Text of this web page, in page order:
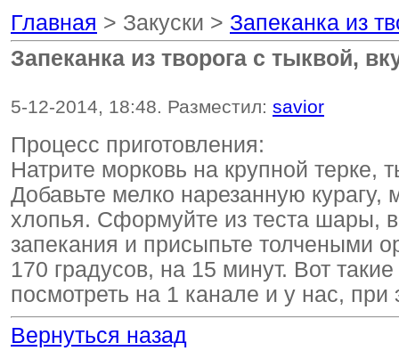
Главная > Закуски > Запеканка из
Запеканка из творога с тыквой,
5-12-2014, 18:48. Разместил: savior
Процесс приготовления:
Натрите морковь на крупной терке,
Добавьте мелко нарезанную
хлопья. Сформуйте из теста
запекания и присыпьте толчеными
170 градусов, на 15 минут. Вот
посмотреть на 1 канале и у нас, при
Вернуться назад